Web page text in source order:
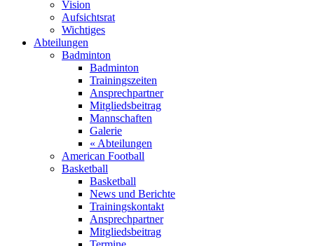
Vision
Aufsichtsrat
Wichtiges
Abteilungen
Badminton
Badminton
Trainingszeiten
Ansprechpartner
Mitgliedsbeitrag
Mannschaften
Galerie
« Abteilungen
American Football
Basketball
Basketball
News und Berichte
Trainingskontakt
Ansprechpartner
Mitgliedsbeitrag